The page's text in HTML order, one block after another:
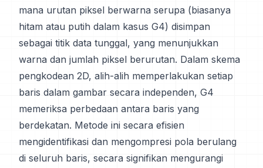
mana urutan piksel berwarna serupa (biasanya
hitam atau putih dalam kasus G4) disimpan
sebagai titik data tunggal, yang menunjukkan
warna dan jumlah piksel berurutan. Dalam skema
pengkodean 2D, alih-alih memperlakukan setiap
baris dalam gambar secara independen, G4
memeriksa perbedaan antara baris yang
berdekatan. Metode ini secara efisien
mengidentifikasi dan mengompresi pola berulang
di seluruh baris, secara signifikan mengurangi